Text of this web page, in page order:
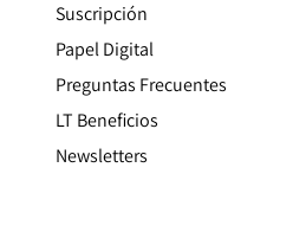
window
window
Suscripción
Papel DigitalOpens in new
Preguntas Frecuentes
LT Beneficios
Newsletters